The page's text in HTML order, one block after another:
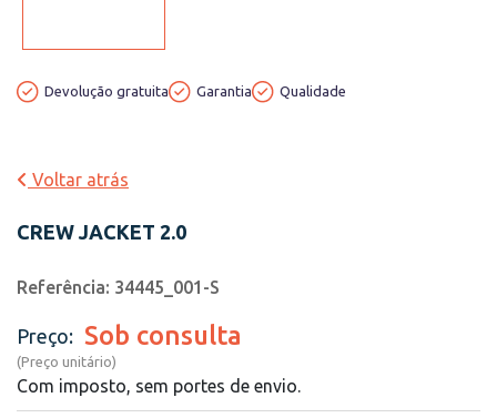
Devolução gratuita Garantia Qualidade
Voltar atrás
CREW JACKET 2.0
Referência: 34445_001-S
Preço: Sob consulta
(Preço unitário)
Com imposto, sem portes de envio.